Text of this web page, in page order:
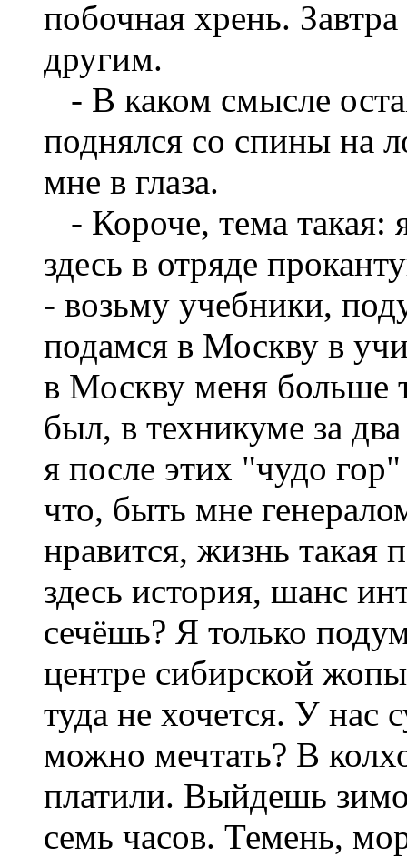
побочная хрень. Завтра
другим.
- В каком смысле
поднялся со спины на
мне в глаза.
- Короче, тема такая:
здесь в отряде
- возьму учебники,
подамся в Москву в
в Москву меня больше
был, в техникуме за
я после этих "чудо
что, быть мне
нравится, жизнь такая
здесь история, шанс
сечёшь? Я только
центре сибирской
туда не хочется. У нас
можно мечтать? В
платили. Выйдешь
семь часов. Темень,